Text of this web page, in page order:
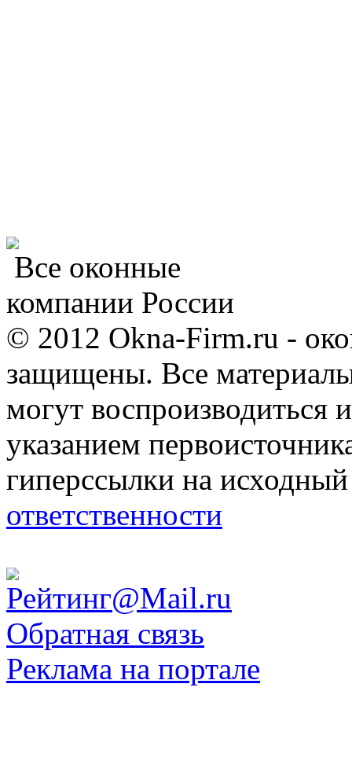
Все оконные
компании России
© 2012 Okna-Firm.ru -
защищены. Все
могут воспроизводиться
указанием
гиперссылки на
ответственности
Обратная связь
Реклама на портале